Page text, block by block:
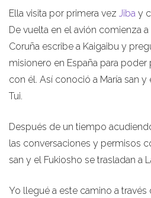
Ella visita por primera vez Jiba y
De vuelta en el avión comienza
Coruña escribe a Kaigaibu y
misionero en España para
con él. Así conoció a María san y
Tui.
Después de un tiempo
las conversaciones y permisos
san y el Fukiosho se trasladan a
Yo llegué a este camino a través